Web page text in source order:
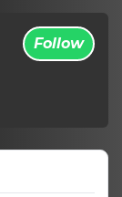
Follow